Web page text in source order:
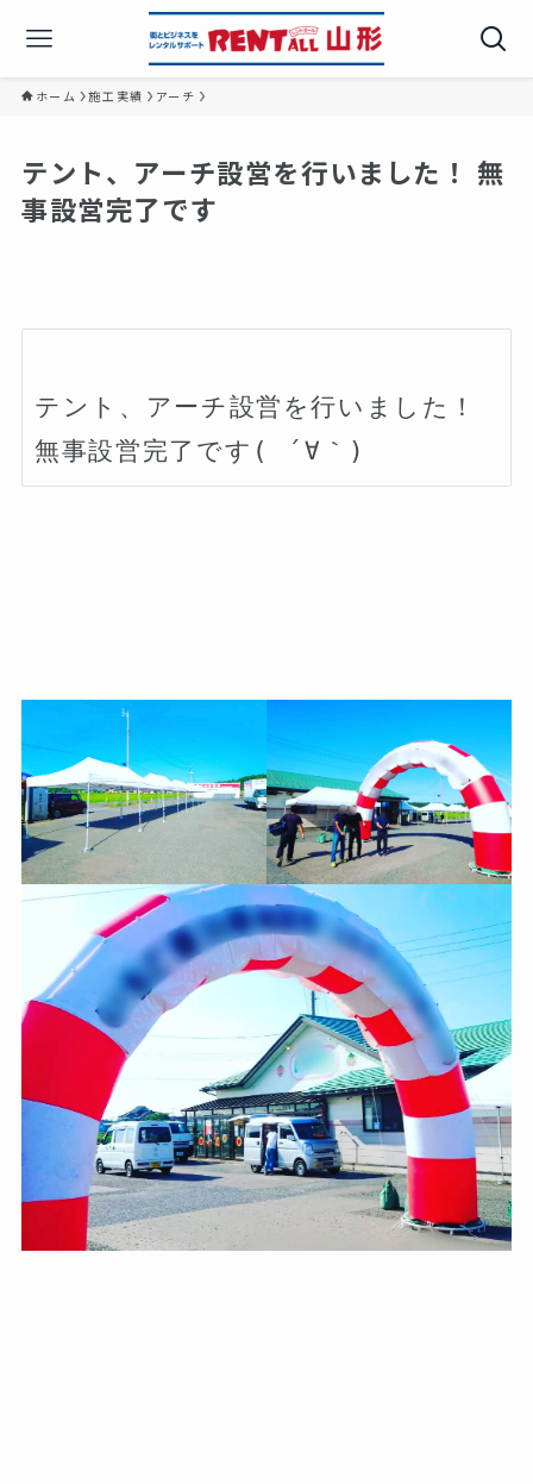
ホーム 施工実績 アーチ
テント、アーチ設営を行いました！ 無
事設営完了です
テント、アーチ設営を行いました！